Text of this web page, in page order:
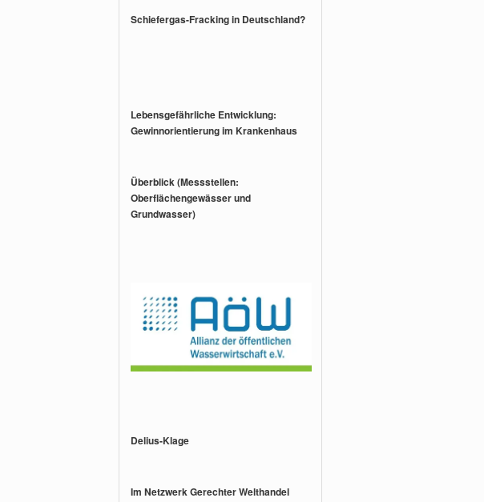
Schiefergas-Fracking in Deutschland?
Lebensgefährliche Entwicklung:
Gewinnorientierung im Krankenhaus
Überblick (Messstellen:
Oberflächengewässer und
Grundwasser)
Delius-Klage
Im Netzwerk Gerechter Welthandel